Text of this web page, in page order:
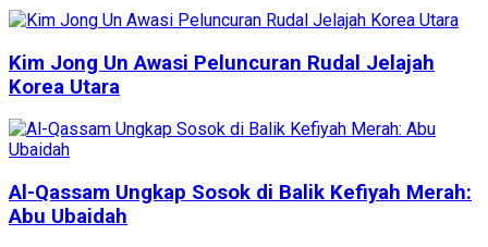
Kim Jong Un Awasi Peluncuran Rudal Jelajah
Korea Utara
Al-Qassam Ungkap Sosok di Balik Kefiyah Merah:
Abu Ubaidah